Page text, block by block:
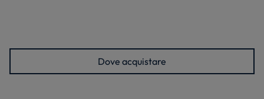
Dove acquistare